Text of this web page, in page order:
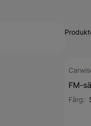
FM-
Färg: